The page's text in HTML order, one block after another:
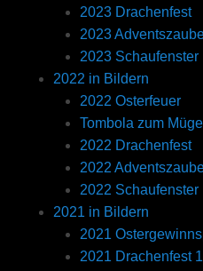
2023 Drachenfest
2023
2023 Schaufenster
2022 in Bildern
2022 Osterfeuer
Tombola zum
2022 Drachenfest
2022
2022 Schaufenster
2021 in Bildern
2021
2021 Drachenfest